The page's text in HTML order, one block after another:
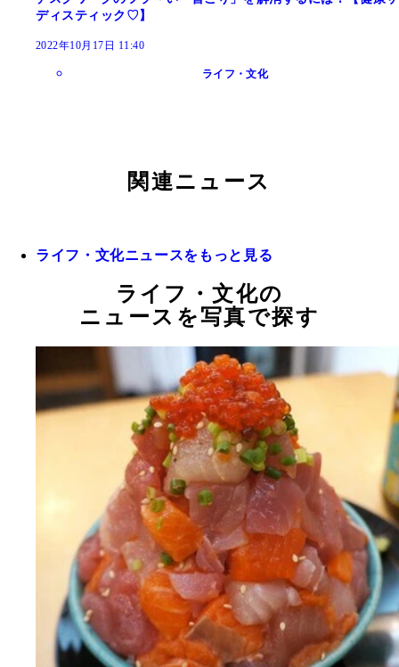
ディスティック♡】
2022年10月17日 11:40
ライフ・文化
関連ニュース
ライフ・文化ニュースをもっと見る
ライフ・文化の
ニュースを写真で探す